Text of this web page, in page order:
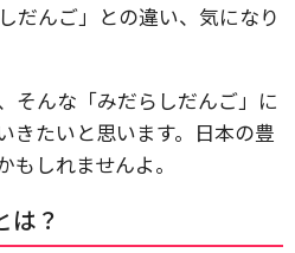
だんご」との違い、気になり
そんな「みだらしだんご」に
きたいと思います。日本の豊
しれませんよ。
は？